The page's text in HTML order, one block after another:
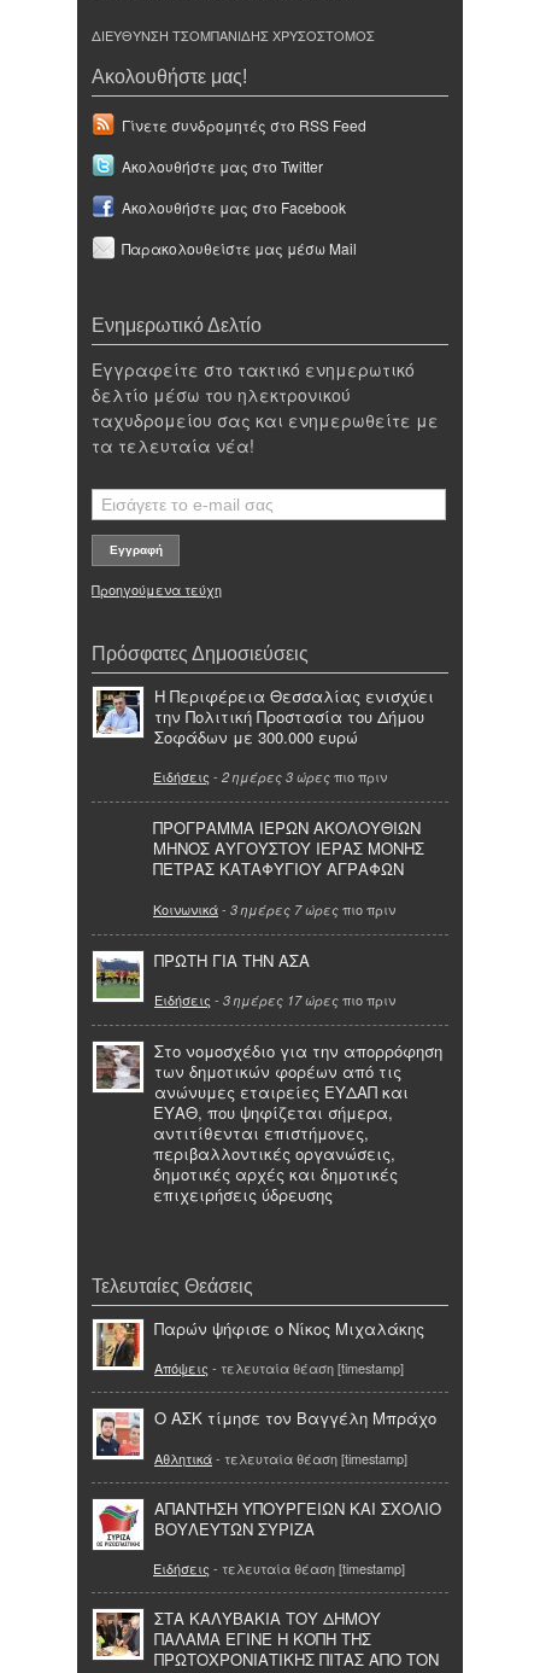
ΔΙΕΥΘΥΝΣΗ ΤΣΟΜΠΑΝΙΔΗΣ ΧΡΥΣΟΣΤΟΜΟΣ
Ακολουθήστε μας!
Γίνετε συνδρομητές στο RSS Feed
Ακολουθήστε μας στο Twitter
Ακολουθήστε μας στο Facebook
Παρακολουθείστε μας μέσω Mail
Ενημερωτικό Δελτίο
Εγγραφείτε στο τακτικό ενημερωτικό
δελτίο μέσω του ηλεκτρονικού
ταχυδρομείου σας και ενημερωθείτε με
τα τελευταία νέα!
Προηγούμενα τεύχη
Πρόσφατες Δημοσιεύσεις
Η Περιφέρεια Θεσσαλίας ενισχύει
την Πολιτική Προστασία του Δήμου
Σοφάδων με 300.000 ευρώ
Ειδήσεις - 2 ημέρες 3 ώρες πιο πριν
ΠΡΟΓΡΑΜΜΑ ΙΕΡΩΝ ΑΚΟΛΟΥΘΙΩΝ
ΜΗΝΟΣ ΑΥΓΟΥΣΤΟΥ ΙΕΡΑΣ ΜΟΝΗΣ
ΠΕΤΡΑΣ ΚΑΤΑΦΥΓΙΟΥ ΑΓΡΑΦΩΝ
Κοινωνικά- 3 ημέρες 7 ώρες πιο πριν
ΠΡΩΤΗ ΓΙΑ ΤΗΝ ΑΣΑ
Ειδήσεις - 3 ημέρες 17 ώρες πιο πριν
Στο νομοσχέδιο για την απορρόφηση
των δημοτικών φορέων από τις
ανώνυμες εταιρείες ΕΥΔΑΠ και
ΕΥΑΘ, που ψηφίζεται σήμερα,
αντιτίθενται επιστήμονες,
περιβαλλοντικές οργανώσεις,
δημοτικές αρχές και δημοτικές
επιχειρήσεις ύδρευσης
Τελευταίες Θεάσεις
Παρών ψήφισε ο Νίκος Μιχαλάκης
Απόψεις - τελευταία θέαση [timestamp]
O ΑΣΚ τίμησε τον Βαγγέλη Μπράχο
Αθλητικά- τελευταία θέαση [timestamp]
ΑΠΑΝΤΗΣΗ ΥΠΟΥΡΓΕΙΩΝ ΚΑΙ ΣΧΟΛΙΟ
ΒΟΥΛΕΥΤΩΝ ΣΥΡΙΖΑ
Ειδήσεις - τελευταία θέαση [timestamp]
ΣΤΑ ΚΑΛΥΒΑΚΙΑ ΤΟΥ ΔΗΜΟΥ
ΠΑΛΑΜΑ ΕΓΙΝΕ Η ΚΟΠΗ ΤΗΣ
ΠΡΩΤΟΧΡΟΝΙΑΤΙΚΗΣ ΠΙΤΑΣ ΑΠΟ ΤΟΝ